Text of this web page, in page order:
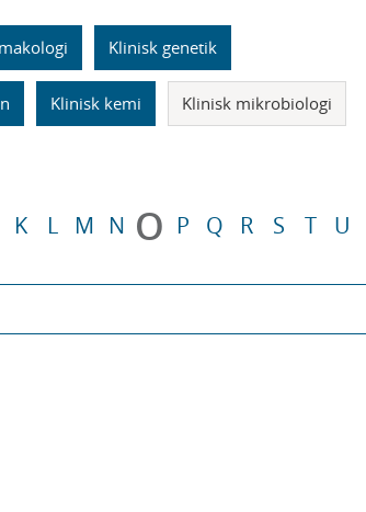
Klinisk genetik
Klinisk kemi Klinisk mikrobiologi
K L M N O P Q R S T U